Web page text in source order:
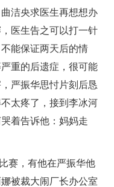
洁央求医生再想想办
医生告之可以打一针
能保证两天后的情
重的后遗症，很可能
严振华思忖片刻后恳
太疼了，接到李冰河
着告诉他：妈妈走
，有他在严振华他
被裁大闹厂长办公室